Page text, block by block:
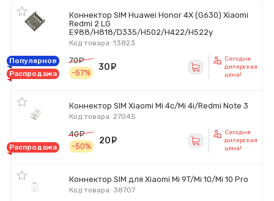
Коннектор SIM Huawei Honor 4X (G630) Xiaomi
Redmi 2 LG
E988/H818/D335/H502/H422/H522y
Код товара: 13823
Популярное
Распродажа
70
руб.
-57%
30
Сегодня
дилерская
цена!
Коннектор SIM Xiaomi Mi 4c/Mi 4i/Redmi Note 3
Код товара: 27045
Распродажа
40
руб.
-50%
20
Сегодня
дилерская
цена!
Коннектор SIM для Xiaomi Mi 9T/Mi 10/Mi 10 Pro
Код товара: 38707